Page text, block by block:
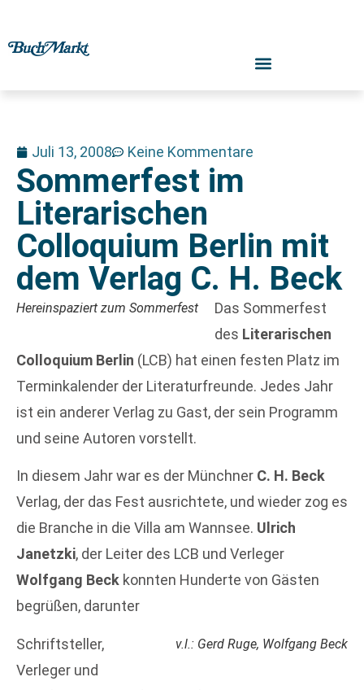
Juli 13, 2008 Keine Kommentare
Sommerfest im
Literarischen
Colloquium Berlin mit
dem Verlag C. H. Beck
Hereinspaziert zum Sommerfest
Das Sommerfest
des Literarischen
Colloquium Berlin (LCB) hat einen festen Platz im
Terminkalender der Literaturfreunde. Jedes Jahr
ist ein anderer Verlag zu Gast, der sein Programm
und seine Autoren vorstellt.
In diesem Jahr war es der Münchner C. H. Beck
Verlag, der das Fest ausrichtete, und wieder zog es
die Branche in die Villa am Wannsee. Ulrich
Janetzki, der Leiter des LCB und Verleger
Wolfgang Beck konnten Hunderte von Gästen
begrüßen, darunter
v.l.: Gerd Ruge, Wolfgang Beck
Schriftsteller,
Verleger und